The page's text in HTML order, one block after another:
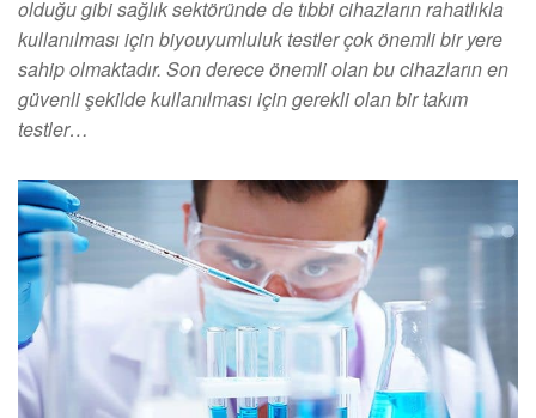
olduğu gibi sağlık sektöründe de tıbbi cihazların rahatlıkla
kullanılması için biyouyumluluk testler çok önemli bir yere
sahip olmaktadır. Son derece önemli olan bu cihazların en
güvenli şekilde kullanılması için gerekli olan bir takım
testler…